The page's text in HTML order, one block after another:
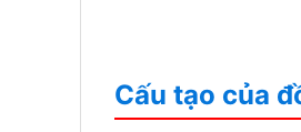
Cấu tạo của